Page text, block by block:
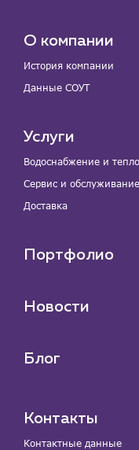
О компании
История компании
Данные СОУТ
Услуги
Водоснабжение и
Сервис и
Доставка
Портфолио
Новости
Блог
Контакты
Контактные данные